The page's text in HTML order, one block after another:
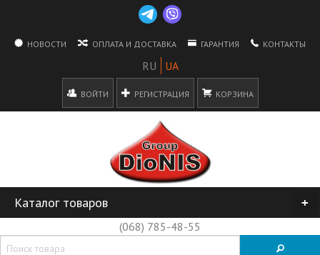
НОВОСТИ ОПЛАТА И ДОСТАВКА ГАРАНТИЯ КОНТАКТЫ
ВОЙТИ РЕГИСТРАЦИЯ КОРЗИНА
+
Каталог товаров
(068) 785-48-55